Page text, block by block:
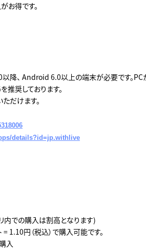
お得です。
以降、 Android 6.0以上の端末が必要です。
推奨しております。
だけます。
details?id=jp.withlive
内での購入は割高となります)
1.10円（税込）で購入可能です。
入